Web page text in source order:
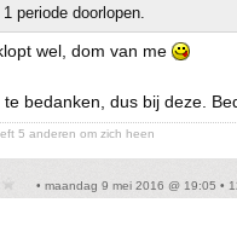
periode doorlopen.
wel, dom van me
te bedanken, dus bij deze.
5 anderen om zich heen
• maandag 9 mei 2016 @ 19:05 •